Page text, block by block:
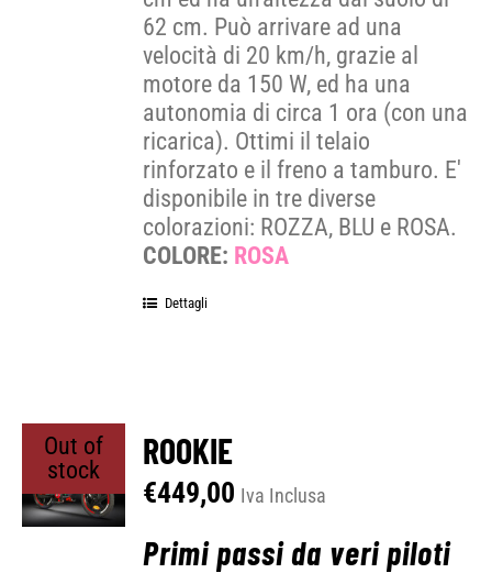
62 cm. Può arrivare ad una
velocità di 20 km/h, grazie al
motore da 150 W, ed ha una
autonomia di circa 1 ora (con una
ricarica). Ottimi il telaio
rinforzato e il freno a tamburo. E'
disponibile in tre diverse
colorazioni: ROZZA, BLU e ROSA.
COLORE: ROSA
Dettagli
Out of
stock
ROOKIE
€449,00 Iva Inclusa
Primi passi da veri piloti